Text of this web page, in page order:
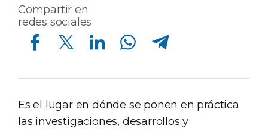
Compartir en
redes sociales
Compartir en Facebook Compartir en Twitter Compartir en Linkedin Compartir en Whatsapp Compartir en Telegram
Es el lugar en dónde se ponen en práctica
las investigaciones, desarrollos y